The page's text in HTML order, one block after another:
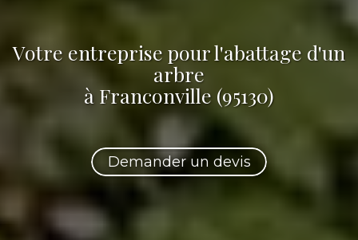
Votre entreprise pour l'abattage d'un
arbre
à Franconville (95130)
Demander un devis